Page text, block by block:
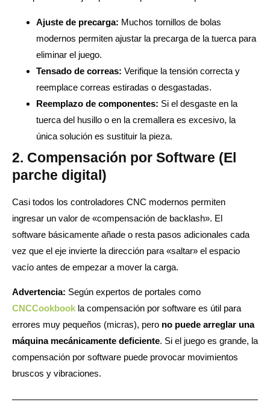
Ajuste de precarga: Muchos tornillos de bolas
modernos permiten ajustar la precarga de la tuerca para
eliminar el juego.
Tensado de correas: Verifique la tensión correcta y
reemplace correas estiradas o desgastadas.
Reemplazo de componentes: Si el desgaste en la
tuerca del husillo o en la cremallera es excesivo, la
única solución es sustituir la pieza.
2. Compensación por Software (El
parche digital)
Casi todos los controladores CNC modernos permiten
ingresar un valor de «compensación de backlash». El
software básicamente añade o resta pasos adicionales cada
vez que el eje invierte la dirección para «saltar» el espacio
vacío antes de empezar a mover la carga.
Advertencia: Según expertos de portales como
CNCCookbook la compensación por software es útil para
errores muy pequeños (micras), pero no puede arreglar una
máquina mecánicamente deficiente. Si el juego es grande, la
compensación por software puede provocar movimientos
bruscos y vibraciones.